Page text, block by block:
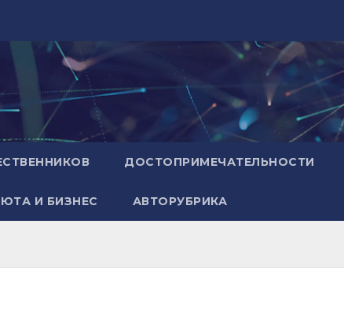
ДОСТОПРИМЕЧАТЕЛЬНОСТИ
И БИЗНЕС АВТОРУБРИКА